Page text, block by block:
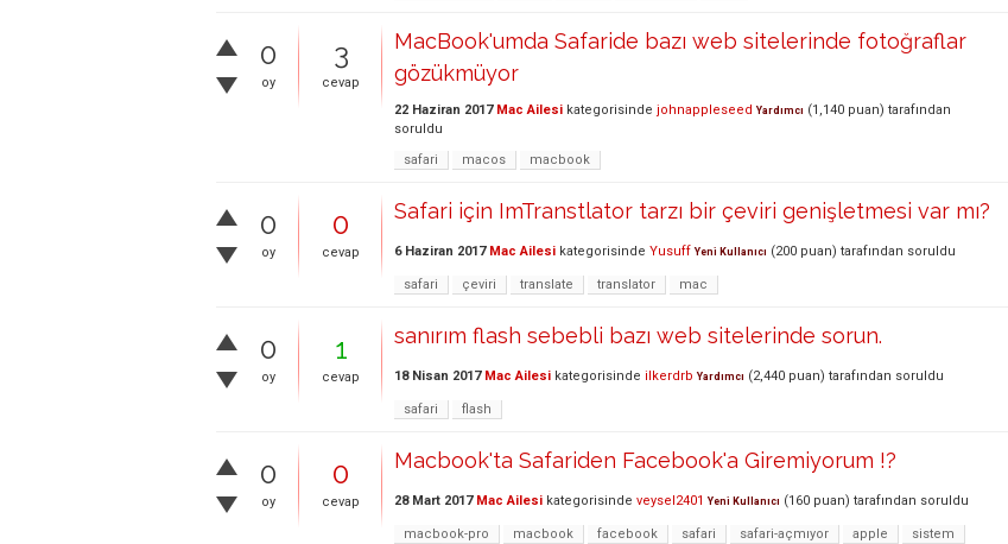
0
oy
3
cevap
MacBook'umda Safaride bazı web sitelerinde fotoğraflar
gözükmüyor
22 Haziran 2017 Mac Ailesi kategorisinde johnappleseed Yardımcı (1,140 puan) tarafından
soruldu
safari
macos macbook
0
oy
0
cevap
Safari için ImTranstlator tarzı bir çeviri genişletmesi var mı?
6 Haziran 2017 Mac Ailesi kategorisinde Yusuff Yeni Kullanıcı (200 puan) tarafından soruldu
safari çeviri translate translator mac
0
oy
1
cevap
sanırım flash sebebli bazı web sitelerinde sorun.
18 Nisan 2017 Mac Ailesi kategorisinde ilkerdrb Yardımcı (2,440 puan) tarafından soruldu
safari flash
0
oy
0
cevap
Macbook'ta Safariden Facebook'a Giremiyorum !?
28 Mart 2017 Mac Ailesi kategorisinde veysel2401 Yeni Kullanıcı (160 puan) tarafından soruldu
macbook-pro macbook facebook safari safari-açmıyor apple
sistem